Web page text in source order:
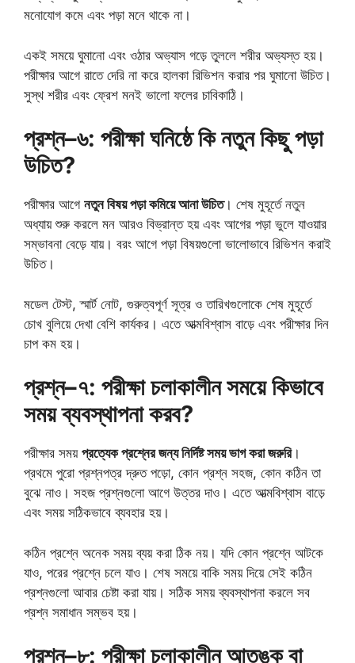
মনোযোগ কমে এবং পড়া মনে থাকে না।
একই সময়ে ঘুমানো এবং ওঠার অভ্যাস গড়ে তুললে শরীর অভ্যস্ত হয়।
পরীক্ষার আগে রাতে দেরি না করে হালকা রিভিশন করার পর ঘুমানো উচিত।
সুস্থ শরীর এবং ফ্রেশ মনই ভালো ফলের চাবিকাঠি।
প্রশ্ন–৬: পরীক্ষা ঘনিষ্ঠে কি নতুন কিছু পড়া
উচিত?
পরীক্ষার আগে নতুন বিষয় পড়া কমিয়ে আনা উচিত। শেষ মুহূর্তে নতুন
অধ্যায় শুরু করলে মন আরও বিভ্রান্ত হয় এবং আগের পড়া ভুলে যাওয়ার
সম্ভাবনা বেড়ে যায়। বরং আগে পড়া বিষয়গুলো ভালোভাবে রিভিশন করাই
উচিত।
মডেল টেস্ট, স্মার্ট নোট, গুরুত্বপূর্ণ সূত্র ও তারিখগুলোকে শেষ মুহূর্তে
চোখ বুলিয়ে দেখা বেশি কার্যকর। এতে আত্মবিশ্বাস বাড়ে এবং পরীক্ষার দিন
চাপ কম হয়।
প্রশ্ন–৭: পরীক্ষা চলাকালীন সময়ে কিভাবে
সময় ব্যবস্থাপনা করব?
পরীক্ষার সময় প্রত্যেক প্রশ্নের জন্য নির্দিষ্ট সময় ভাগ করা জরুরি।
প্রথমে পুরো প্রশ্নপত্র দ্রুত পড়ো, কোন প্রশ্ন সহজ, কোন কঠিন তা
বুঝে নাও। সহজ প্রশ্নগুলো আগে উত্তর দাও। এতে আত্মবিশ্বাস বাড়ে
এবং সময় সঠিকভাবে ব্যবহার হয়।
কঠিন প্রশ্নে অনেক সময় ব্যয় করা ঠিক নয়। যদি কোন প্রশ্নে আটকে
যাও, পরের প্রশ্নে চলে যাও। শেষ সময়ে বাকি সময় দিয়ে সেই কঠিন
প্রশ্নগুলো আবার চেষ্টা করা যায়। সঠিক সময় ব্যবস্থাপনা করলে সব
প্রশ্ন সমাধান সম্ভব হয়।
প্রশ্ন–৮: পরীক্ষা চলাকালীন আতঙ্ক বা